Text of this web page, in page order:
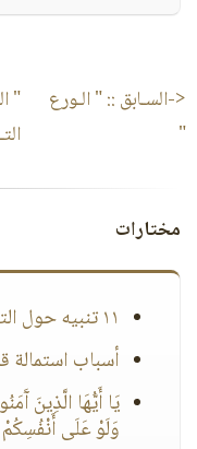
<-السـابق ::" الـورع
"
"
مختارات
١١ تنبيه حول التعصب للشيوخ..
أسباب استمالة
يَا أَيُّهَا الَّذِينَ
وَلَوْ عَلَى أَنْفُسِكُمْ